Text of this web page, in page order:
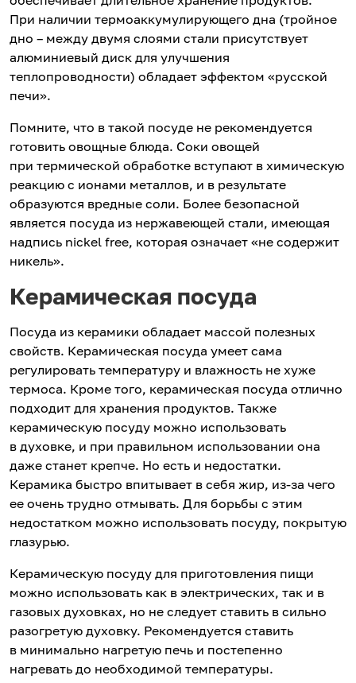
При наличии термоаккумулирующего дна (тройное
дно – между двумя слоями стали присутствует
алюминиевый диск для улучшения
теплопроводности) обладает эффектом «русской
печи».
Помните, что в такой посуде не рекомендуется
готовить овощные блюда. Соки овощей
при термической обработке вступают в химическую
реакцию с ионами металлов, и в результате
образуются вредные соли. Более безопасной
является посуда из нержавеющей стали, имеющая
надпись nickel free, которая означает «не содержит
никель».
Керамическая посуда
Посуда из керамики обладает массой полезных
свойств. Керамическая посуда умеет сама
регулировать температуру и влажность не хуже
термоса. Кроме того, керамическая посуда отлично
подходит для хранения продуктов. Также
керамическую посуду можно использовать
в духовке, и при правильном использовании она
даже станет крепче. Но есть и недостатки.
Керамика быстро впитывает в себя жир, из-за чего
ее очень трудно отмывать. Для борьбы с этим
недостатком можно использовать посуду, покрытую
глазурью.
Керамическую посуду для приготовления пищи
можно использовать как в электрических, так и в
газовых духовках, но не следует ставить в сильно
разогретую духовку. Рекомендуется ставить
в минимально нагретую печь и постепенно
нагревать до необходимой температуры.